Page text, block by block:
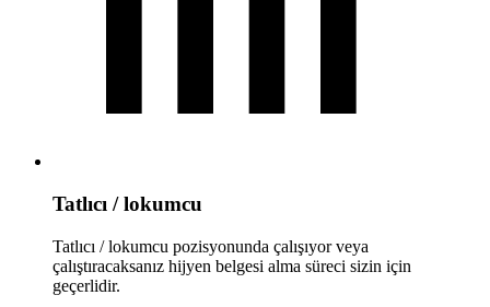
Tatlıcı / lokumcu
Tatlıcı / lokumcu pozisyonunda çalışıyor veya
çalıştıracaksanız hijyen belgesi alma süreci sizin için
geçerlidir.